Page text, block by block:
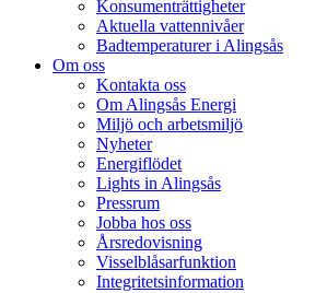
Konsumenträttigheter
Aktuella vattennivåer
Badtemperaturer i Alingsås
Om oss
Kontakta oss
Om Alingsås Energi
Miljö och arbetsmiljö
Nyheter
Energiflödet
Lights in Alingsås
Pressrum
Jobba hos oss
Årsredovisning
Visselblåsarfunktion
Integritetsinformation